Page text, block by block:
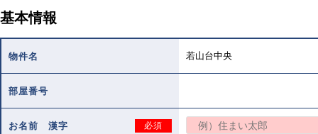
す。]
基本情報
物件名 若山台中央
部屋番号
お名前 漢字 必須